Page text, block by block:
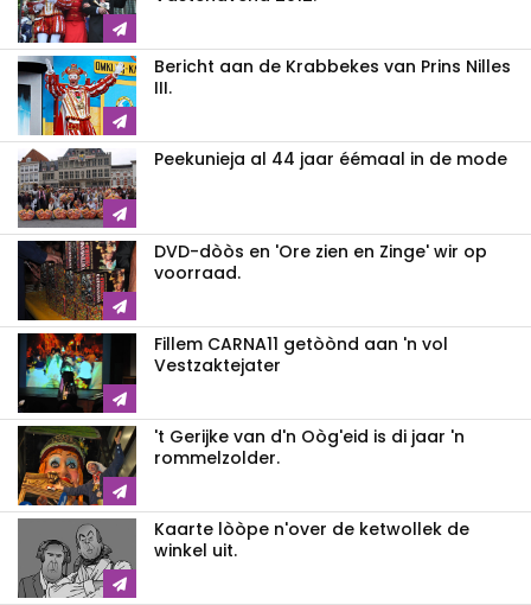
Bericht aan de Krabbekes van Prins Nilles
III.
Peekunieja al 44 jaar éémaal in de mode
DVD-dòòs en 'Ore zien en Zinge' wir op
voorraad.
Fillem CARNA11 getòònd aan 'n vol
Vestzaktejater
't Gerijke van d'n Oòg'eid is di jaar 'n
rommelzolder.
Kaarte lòòpe n'over de ketwollek de
winkel uit.